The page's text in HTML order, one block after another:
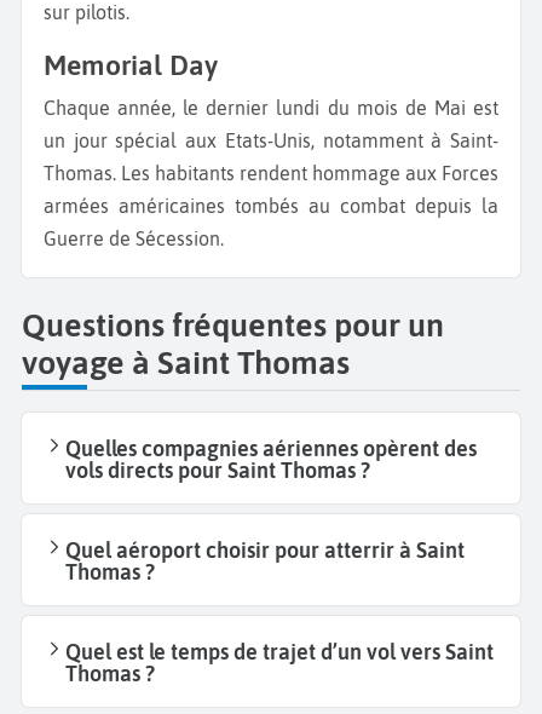
sur pilotis.
Memorial Day
Chaque année, le dernier lundi du mois de Mai est
un jour spécial aux Etats-Unis, notamment à Saint-
Thomas. Les habitants rendent hommage aux Forces
armées américaines tombés au combat depuis la
Guerre de Sécession.
Questions fréquentes pour un
voyage à Saint Thomas
Quelles compagnies aériennes opèrent des
vols directs pour Saint Thomas ?
Quel aéroport choisir pour atterrir à Saint
Thomas ?
Quel est le temps de trajet d’un vol vers Saint
Thomas ?